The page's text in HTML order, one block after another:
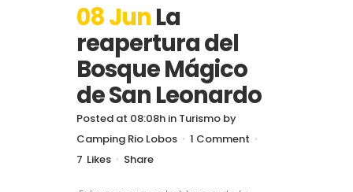
08 Jun La
reapertura del
Bosque Mágico
de San Leonardo
Posted at 08:08h in Turismo by
Camping Rio Lobos
1 Comment
7 Likes Share